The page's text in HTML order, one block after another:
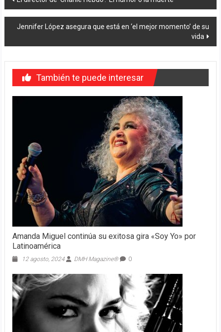
de
entradas
Jennifer López asegura que está en ‘el mejor momento’ de su
vida
También te puede interesar
Amanda Miguel continúa su exitosa gira «Soy Yo» por
Latinoamérica
12 agosto, 2024 DMH Magazine® 0